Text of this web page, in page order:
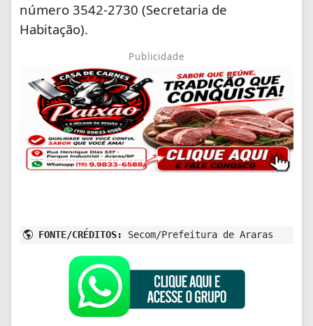
número 3542-2730 (Secretaria de
Habitação).
Publicidade
FONTE/CRÉDITOS: Secom/Prefeitura de Araras